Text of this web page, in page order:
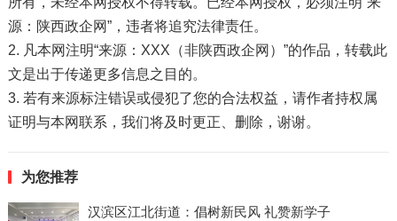
源：陕西政企网”，违者将追究法律责任。
2. 凡本网注明“来源：XXX（非陕西政企网）”的作品，转载此
文是出于传递更多信息之目的。
3. 若有来源标注错误或侵犯了您的合法权益，请作者持权属
证明与本网联系，我们将及时更正、删除，谢谢。
为您推荐
汉滨区江北街道：倡树新民风 礼赞新学子